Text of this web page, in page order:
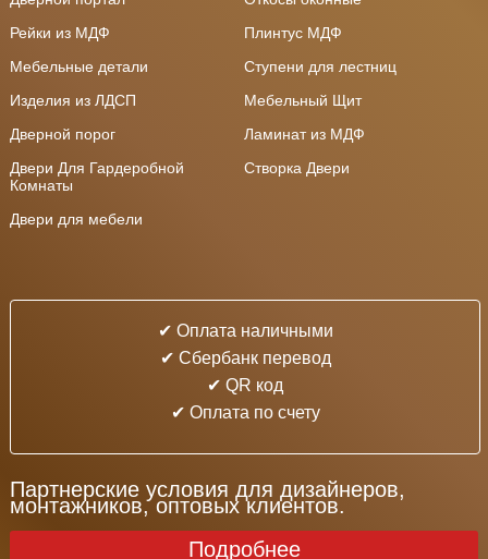
Рейки из МДФ
Плинтус МДФ
Мебельные детали
Ступени для лестниц
Изделия из ЛДСП
Мебельный Щит
Дверной порог
Ламинат из МДФ
Двери Для Гардеробной
Комнаты
Створка Двери
Двери для мебели
✔ Оплата наличными
✔ Cбербанк перевод
✔ QR код
✔ Оплата по счету
Партнерские условия для дизайнеров,
монтажников, оптовых клиентов.
Подробнее